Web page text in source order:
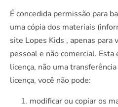
É concedida permissão para
uma cópia dos materiais
site Lopes Kids , apenas para
pessoal e não comercial. Esta
licença, não uma
licença, você não pode:
modificar ou copiar os